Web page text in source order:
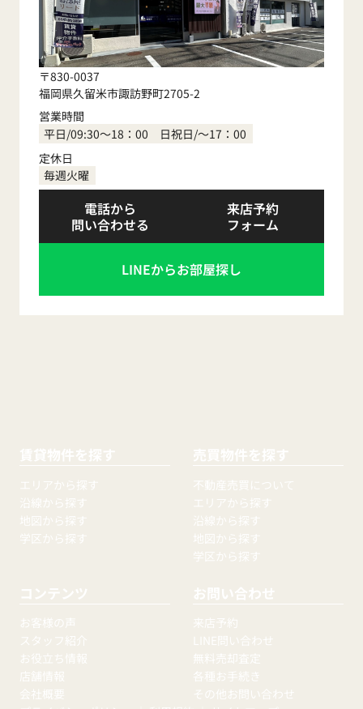
〒830-0037
福岡県久留米市諏訪野町2705-2
営業時間
平日/09:30～18：00 日祝日/～17：00
定休日
毎週火曜
電話から
問い合わせる
来店予約
フォーム
LINEからお部屋探し
賃貸物件を探す
エリアから探す
沿線から探す
地図から探す
学区から探す
売買物件を探す
不動産売買について
エリアから探す
沿線から探す
地図から探す
学区から探す
コンテンツ
お客様の声
スタッフ紹介
お役立ち情報
店舗情報
会社概要
お問い合わせ
来店予約
LINE問い合わせ
無料売却査定
各種お手続き
その他お問い合わせ